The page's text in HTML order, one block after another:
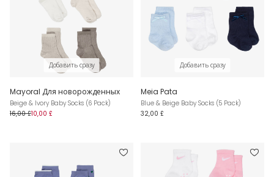
Добавить сразу
Mayoral Для новорожденных
Beige & Ivory Baby Socks (6 Pack)
16,00 £10,00 £
Добавить сразу
Meia Pata
Blue & Beige Baby Socks (5 Pack)
32,00 £